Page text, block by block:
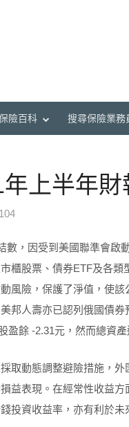
險百科 搜尋保險業務
上半年財
數，因受到美國聯準會啟
櫃股票、債券ETF及各
風險，保護了淨值，使
邦人壽亦已認列俄國債
盈餘 -2.31元，然而總資
取動態調整避險措施，
益表現。在經常性收益
投資收益率，亦有利於未